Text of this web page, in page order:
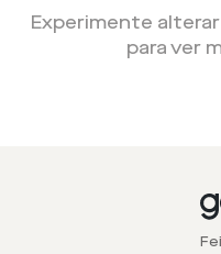
Experimente
para ver